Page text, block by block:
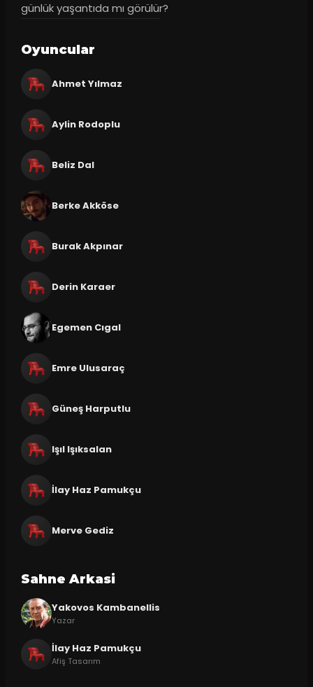
günlük yaşantıda mı görülür?
Oyuncular
Ahmet Yılmaz
Aylin Rodoplu
Beliz Dal
Berke Akköse
Burak Akpınar
Derin Karaer
Egemen Cıgal
Emre Ulusaraç
Güneş Harputlu
Işıl Işıksalan
İlay Haz Pamukçu
Merve Gediz
Sahne Arkasi
Yakovos Kambanellis
Yazar
İlay Haz Pamukçu
Afiş Tasarım